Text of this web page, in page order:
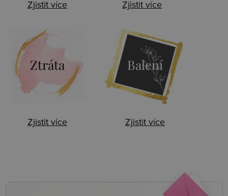
Zjistit více Zjistit více
Ztráta
Zjistit více
Balení
Zjistit více